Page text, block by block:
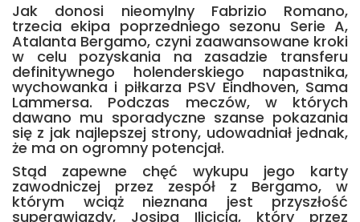
Jak donosi nieomylny Fabrizio Romano,
trzecia ekipa poprzedniego sezonu Serie A,
Atalanta Bergamo, czyni zaawansowane kroki
w celu pozyskania na zasadzie transferu
definitywnego holenderskiego napastnika,
wychowanka i piłkarza PSV Eindhoven, Sama
Lammersa. Podczas meczów, w których
dawano mu sporadyczne szanse pokazania
się z jak najlepszej strony, udowadniał jednak,
że ma on ogromny potencjał.
Stąd zapewne chęć wykupu jego karty
zawodniczej przez zespół z Bergamo, w
którym wciąż nieznana jest przyszłość
supergwiazdy, Josipa Ilicicia, który przez